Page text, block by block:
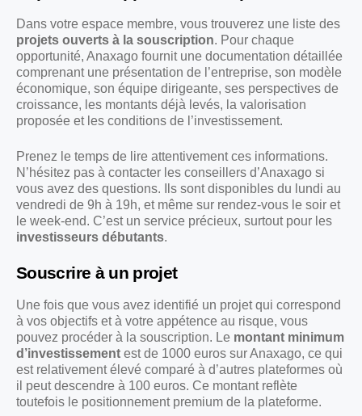
Dans votre espace membre, vous trouverez une liste des
projets ouverts à la souscription. Pour chaque
opportunité, Anaxago fournit une documentation détaillée
comprenant une présentation de l’entreprise, son modèle
économique, son équipe dirigeante, ses perspectives de
croissance, les montants déjà levés, la valorisation
proposée et les conditions de l’investissement.
Prenez le temps de lire attentivement ces informations.
N’hésitez pas à contacter les conseillers d’Anaxago si
vous avez des questions. Ils sont disponibles du lundi au
vendredi de 9h à 19h, et même sur rendez-vous le soir et
le week-end. C’est un service précieux, surtout pour les
investisseurs débutants.
Souscrire à un projet
Une fois que vous avez identifié un projet qui correspond
à vos objectifs et à votre appétence au risque, vous
pouvez procéder à la souscription. Le montant minimum
d’investissement est de 1000 euros sur Anaxago, ce qui
est relativement élevé comparé à d’autres plateformes où
il peut descendre à 100 euros. Ce montant reflète
toutefois le positionnement premium de la plateforme.